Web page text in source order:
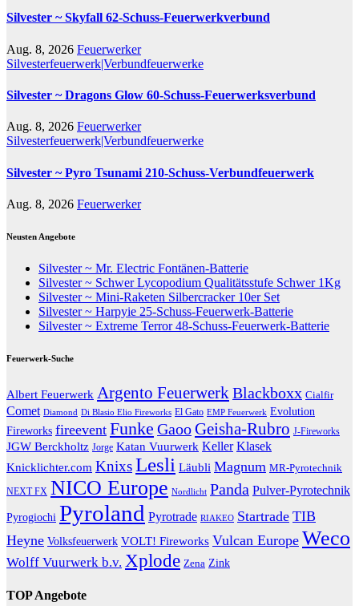
Silvester ~ Skyfall 62-Schuss-Feuerwerkverbund
Aug. 8, 2026 Feuerwerker
Silvesterfeuerwerk|Verbundfeuerwerke
Silvester ~ Dragons Glow 60-Schuss-Feuerwerksverbund
Aug. 8, 2026 Feuerwerker
Silvesterfeuerwerk|Verbundfeuerwerke
Silvester ~ Pyro Tsunami 210-Schuss-Verbundfeuerwerk
Aug. 8, 2026 Feuerwerker
Neusten Angebote
Silvester ~ Mr. Electric Fontänen-Batterie
Silvester ~ Schwer Lycopodium Qualitätsstufe Schwer 1Kg
Silvester ~ Mini-Raketen Silbercracker 10er Set
Silvester ~ Harpyie 25-Schuss-Feuerwerk-Batterie
Silvester ~ Extreme Terror 48-Schuss-Feuerwerk-Batterie
Feuerwerk-Suche
Albert Feuerwerk Argento Feuerwerk Blackboxx Cialfir
Comet Diamond Di Blasio Elio Fireworks El Gato EMP Feuerwerk Evolution
Fireworks fireevent Funke GaooGeisha-Rubro J-Fireworks
JGW Berckholtz Jorge Katan Vuurwerk Keller Klasek
Knicklichter.com KnixsLesli Läubli Magnum MR-Pyrotechnik
NEXT FX NICO Europe Nordlicht Panda Pulver-Pyrotechnik
Pyrogiochi Pyroland Pyrotrade RIAKEO Startrade TIB
Heyne Volksfeuerwerk VOLT! Fireworks Vulcan Europe Weco
Wolff Vuurwerk b.v. Xplode Zena Zink
TOP Angebote